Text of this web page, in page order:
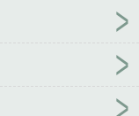
条太厚第三中文
个武圣血条太厚无
机版
这个武圣
这个武神好凶残